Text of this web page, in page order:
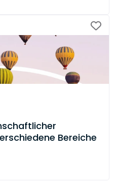
Bereiche